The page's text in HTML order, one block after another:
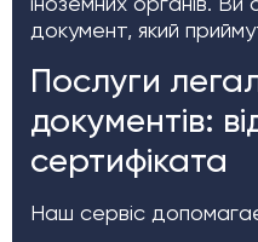
документ, який
Послуги
документів:
сертифіката
Наш сервіс